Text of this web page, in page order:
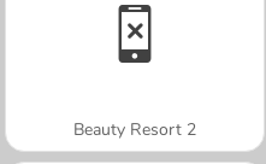
Beauty Resort 2